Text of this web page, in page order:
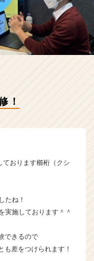
！
ております櫛桁（クシ
たね！
実施しております＾＾
できるので
も差をつけられます！